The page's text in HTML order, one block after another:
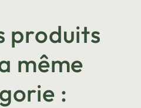
produits
même
: